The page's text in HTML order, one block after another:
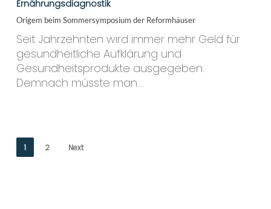
Sommersymposium
der
Reformhäuser
Ernährungsdiagnostik
Origem beim Sommersymposium der Reformhäuser
Seit Jahrzehnten wird immer mehr Geld für
gesundheitliche Aufklärung und
Gesundheitsprodukte ausgegeben.
Demnach müsste man…
1 2 Next